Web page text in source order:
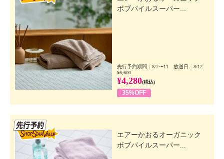
ボブパイルスーパー...
先行予約期間：8/7〜11 放送日：8/12
¥6,600
¥4,280(税込)
35%OFF
エアーかおるオーガニック
ボブパイルスーパー...